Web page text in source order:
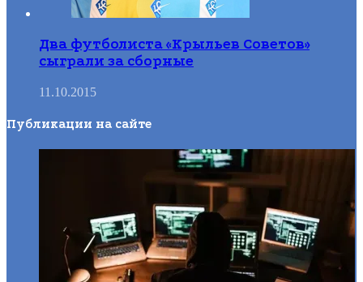
Два футболиста «Крыльев Советов»
сыграли за сборные
11.10.2015
Публикации на сайте